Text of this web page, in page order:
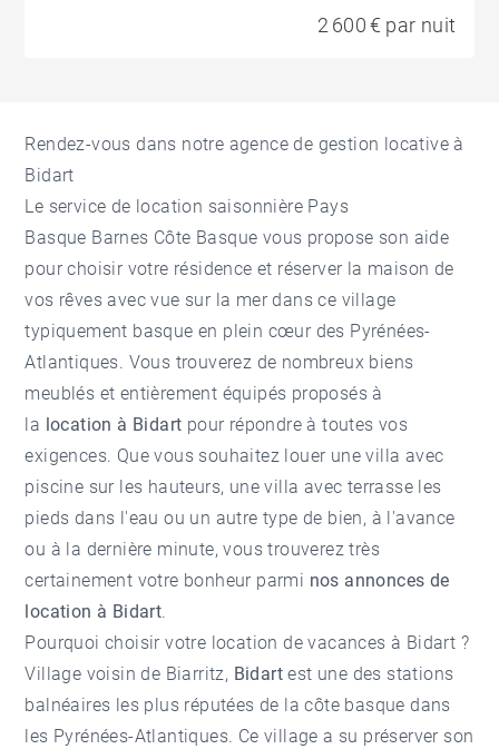
2 600 € par nuit
Rendez-vous dans notre agence de gestion locative à
Bidart
Le service de location saisonnière Pays
Basque Barnes Côte Basque vous propose son aide
pour choisir votre résidence et réserver la maison de
vos rêves avec vue sur la mer dans ce village
typiquement basque en plein cœur des Pyrénées-
Atlantiques. Vous trouverez de nombreux biens
meublés et entièrement équipés proposés à
la location à Bidart pour répondre à toutes vos
exigences. Que vous souhaitez louer une villa avec
piscine sur les hauteurs, une villa avec terrasse les
pieds dans l'eau ou un autre type de bien, à l'avance
ou à la dernière minute, vous trouverez très
certainement votre bonheur parmi nos annonces de
location à Bidart.
Pourquoi choisir votre location de vacances à Bidart ?
Village voisin de Biarritz, Bidartest une des stations
balnéaires les plus réputées de la côte basque dans
les Pyrénées-Atlantiques. Ce village a su préserver son